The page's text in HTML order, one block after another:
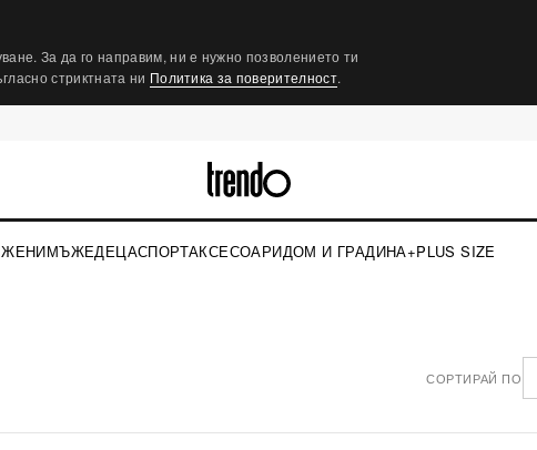
За да го направим, ни е нужно позволението ти
стриктната ни Политика за поверителност.
ЖЕНИМЪЖЕДЕЦАСПОРТАКСЕСОАРИДОМ И ГРАДИНА+PLUS SIZE
СОРТИРАЙ ПО